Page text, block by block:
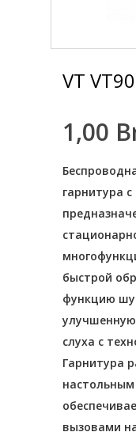
Hit enter to
VT
1,00
гарнитура
быстрой
функцию
слуха с
Гарнитура
вызовами